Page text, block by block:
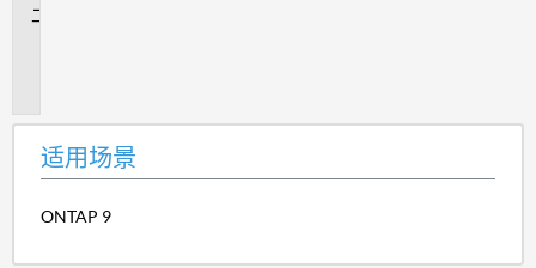
适用场景
ONTAP 9